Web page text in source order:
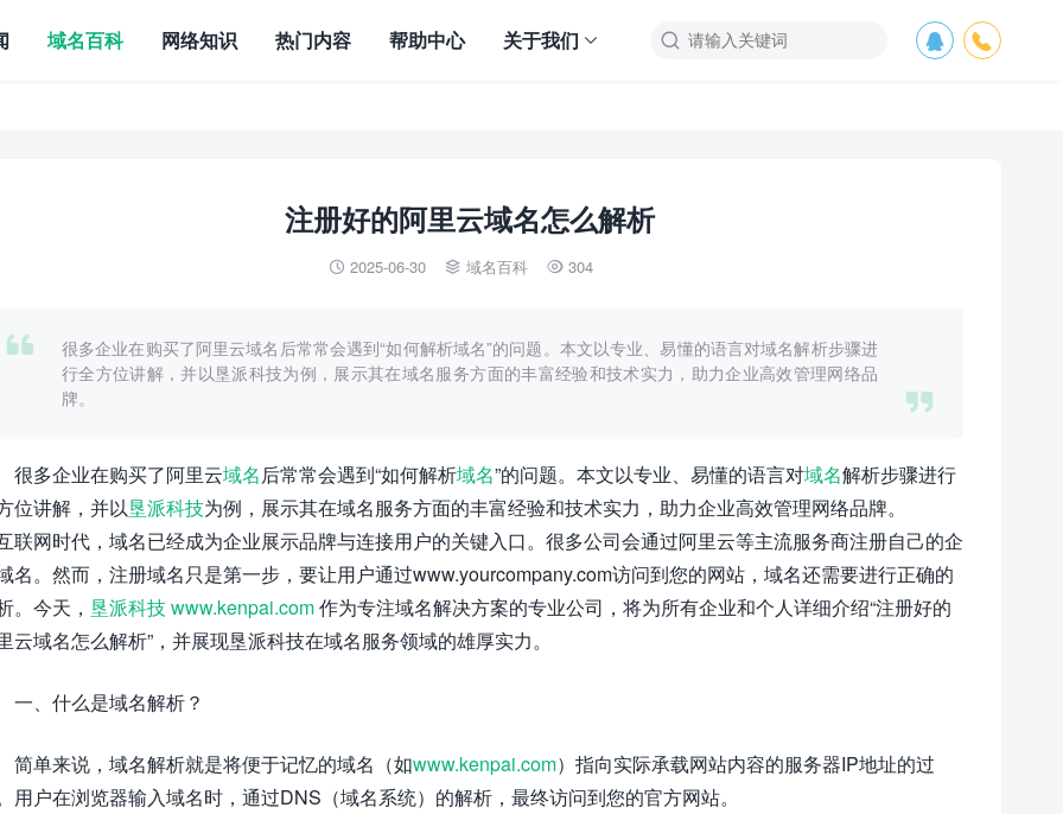
 

域名百科 网络知识 热门内容 帮助中心 关于我们
注册好的阿里云域名怎么解析
 2025-06-30  域名百科  304


很多企业在购买了阿里云域名后常常会遇到“如何解析域名”的问题。本文以专业、易懂的语言对域名解析步骤进
行全方位讲解，并以垦派科技为例，展示其在域名服务方面的丰富经验和技术实力，助力企业高效管理网络品
牌。
很多企业在购买了阿里云域名后常常会遇到“如何解析域名”的问题。本文以专业、易懂的语言对域名解析步骤进行
位讲解，并以垦派科技为例，展示其在域名服务方面的丰富经验和技术实力，助力企业高效管理网络品牌。
联网时代，域名已经成为企业展示品牌与连接用户的关键入口。很多公司会通过阿里云等主流服务商注册自己的企
名。然而，注册域名只是第一步，要让用户通过www.yourcompany.com访问到您的网站，域名还需要进行正确的
。今天， 垦派科技www.kenpai.com作为专注域名解决方案的专业公司，将为所有企业和个人详细介绍“注册好的
云域名怎么解析”，并展现垦派科技在域名服务领域的雄厚实力。
一、什么是域名解析？
简单来说，域名解析就是将便于记忆的域名（如www.kenpai.com）指向实际承载网站内容的服务器IP地址的过
用户在浏览器输入域名时，通过DNS（域名系统）的解析，最终访问到您的官方网站。